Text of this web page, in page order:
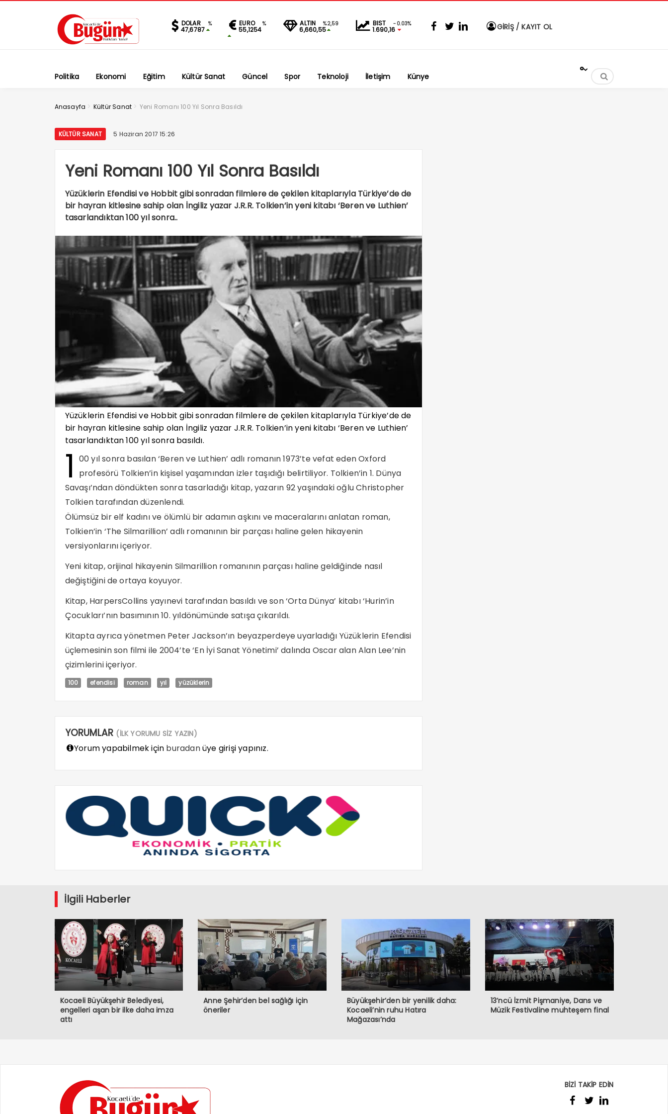
DOLAR %
47,6787
EURO %
55,1254
ALTIN %2,59
6,660,55
BIST -0.03%
1.690,16 GİRİŞ / KAYIT OL
Politika Ekonomi Eğitim Kültür Sanat Güncel Spor Teknoloji İletişim Künye
°
Anasayfa > Kültür Sanat > Yeni Romanı 100 Yıl Sonra Basıldı
KÜLTÜR SANAT 5 Haziran 2017 15:26
Yeni Romanı 100 Yıl Sonra Basıldı
Yüzüklerin Efendisi ve Hobbit gibi sonradan filmlere de çekilen kitaplarıyla Türkiye’de de
bir hayran kitlesine sahip olan İngiliz yazar J.R.R. Tolkien’in yeni kitabı ‘Beren ve Luthien’
tasarlandıktan 100 yıl sonra..
Yüzüklerin Efendisi ve Hobbit gibi sonradan filmlere de çekilen kitaplarıyla Türkiye’de de
bir hayran kitlesine sahip olan İngiliz yazar J.R.R. Tolkien’in yeni kitabı ‘Beren ve Luthien’
tasarlandıktan 100 yıl sonra basıldı.
1
00 yıl sonra basılan ‘Beren ve Luthien’ adlı romanın 1973’te vefat eden Oxford
profesörü Tolkien’in kişisel yaşamından izler taşıdığı belirtiliyor. Tolkien’in 1. Dünya
Savaşı’ndan döndükten sonra tasarladığı kitap, yazarın 92 yaşındaki oğlu Christopher
Tolkien tarafından düzenlendi.
Ölümsüz bir elf kadını ve ölümlü bir adamın aşkını ve maceralarını anlatan roman,
Tolkien’in ‘The Silmarillion’ adlı romanının bir parçası haline gelen hikayenin
versiyonlarını içeriyor.
Yeni kitap, orijinal hikayenin Silmarillion romanının parçası haline geldiğinde nasıl
değiştiğini de ortaya koyuyor.
Kitap, HarpersCollins yayınevi tarafından basıldı ve son ‘Orta Dünya’ kitabı ‘Hurin’in
Çocukları’nın basımının 10. yıldönümünde satışa çıkarıldı.
Kitapta ayrıca yönetmen Peter Jackson’ın beyazperdeye uyarladığı Yüzüklerin Efendisi
üçlemesinin son filmi ile 2004’te ‘En İyi Sanat Yönetimi’ dalında Oscar alan Alan Lee’nin
çizimlerini içeriyor.
100 efendisi roman yıl yüzüklerin
YORUMLAR (İLK YORUMU SİZ YAZIN)
Yorum yapabilmek için buradanüye girişi yapınız.
İlgili Haberler
Kocaeli Büyükşehir Belediyesi,
engelleri aşan bir ilke daha imza
attı
Anne Şehir’den bel sağlığı için
öneriler
Büyükşehir’den bir yenilik daha:
Kocaeli’nin ruhu Hatıra
Mağazası’nda
13’ncü İzmit Pişmaniye, Dans ve
Müzik Festivaline muhteşem final
BİZİ TAKİP EDİN